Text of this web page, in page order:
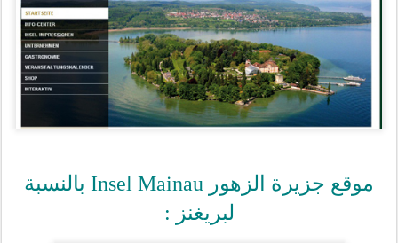
موقع جزيرة الزهور Insel Mainau بالنسبة
لبريغنز :